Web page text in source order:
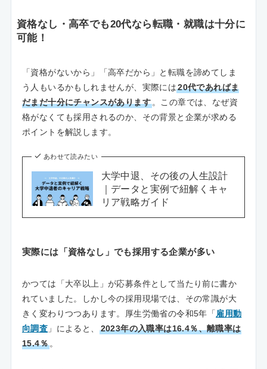
資格なし・高卒でも20代なら転職・就職は十分に
可能！
「資格がないから」「高卒だから」と転職を諦めてしま
う人もいるかもしれませんが、実際には20代であればま
だまだ十分にチャンスがあります。この章では、なぜ資
格がなくても採用されるのか、その背景と企業が求める
ポイントを解説します。
あわせて読みたい
大学中退、その後の人生設計
｜データと実例で紐解くキャ
リア戦略ガイド
実際には「資格なし」でも採用する企業が多い
かつては「大卒以上」が応募条件として当たり前に書か
れていました。しかし今の採用現場では、その常識が大
きく変わりつつあります。厚生労働省の令和5年「 雇用動
向調査 」によると、
2023年の入職率は16.4％、離職率は
15.4％。